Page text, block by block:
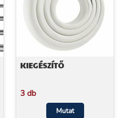
KIEGÉSZÍTŐ
3 db
Mutat